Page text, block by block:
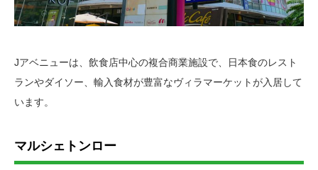
Jアベニューは、飲食店中心の複合商業施設で、日本食のレスト
ランやダイソー、輸入食材が豊富なヴィラマーケットが入居して
います。
マルシェトンロー